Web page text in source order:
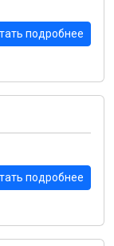
подробнее
подробнее